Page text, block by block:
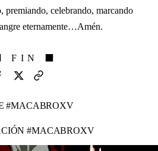
premiando, celebrando, marcando
eternamente…Amén.
FIN ⬛
#MACABROXV
#MACABROXV